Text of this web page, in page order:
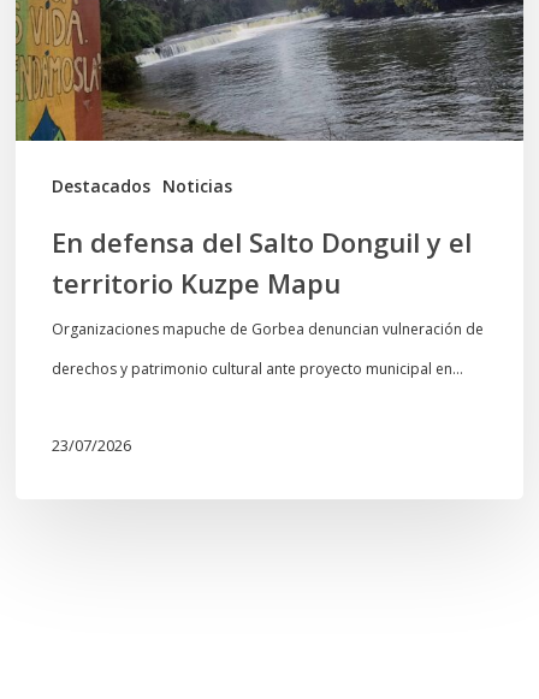
Destacados Noticias
y
el
territorio
Kuzpe
Mapu
En defensa del Salto Donguil y el
territorio Kuzpe Mapu
Organizaciones mapuche de Gorbea denuncian vulneración de
derechos y patrimonio cultural ante proyecto municipal en…
23/07/2026